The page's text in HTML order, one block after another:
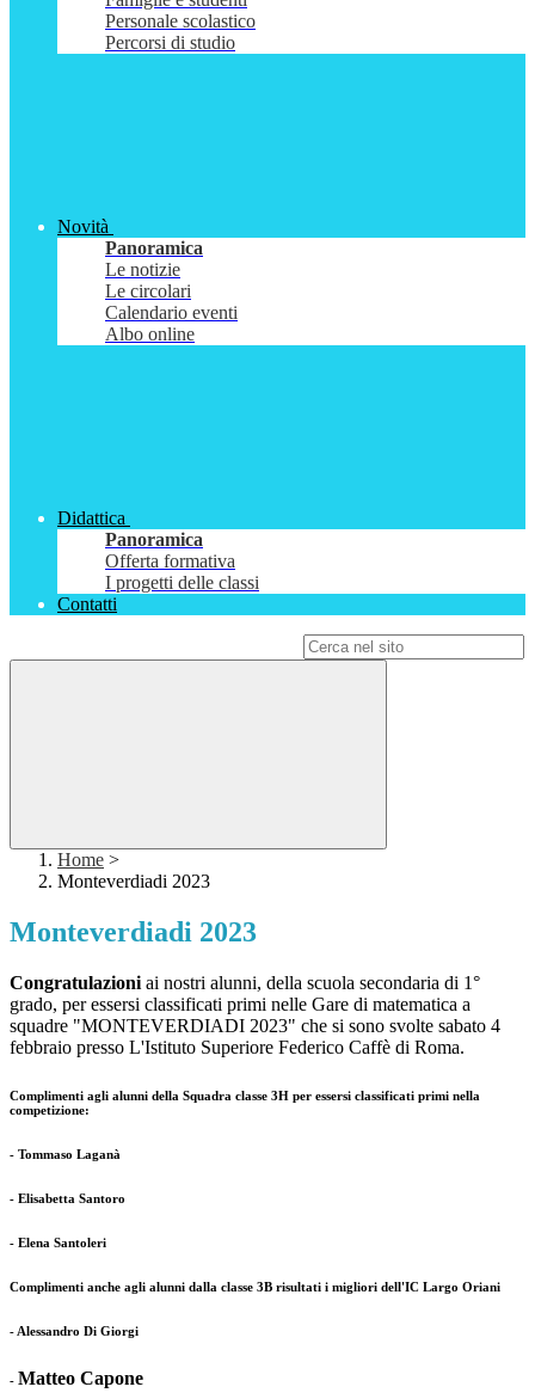
Personale scolastico
Percorsi di studio
Novità
Panoramica
Le notizie
Le circolari
Calendario eventi
Albo online
Didattica
Panoramica
Offerta formativa
I progetti delle classi
Contatti
Home >
Monteverdiadi 2023
Monteverdiadi 2023
Congratulazioni ai nostri alunni, della scuola secondaria di 1°
grado, per essersi classificati primi nelle Gare di matematica a
squadre "MONTEVERDIADI 2023" che si sono svolte sabato 4
febbraio presso L'Istituto Superiore Federico Caffè di Roma.
Complimenti agli alunni della Squadra classe 3H per essersi classificati primi nella
competizione:
- Tommaso Laganà
- Elisabetta Santoro
- Elena Santoleri
Complimenti anche agli alunni dalla classe 3B risultati i migliori dell'IC Largo Oriani
- Alessandro Di Giorgi
- Matteo Capone